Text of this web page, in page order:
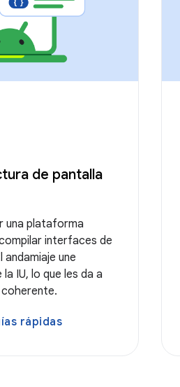
de pantalla
una plataforma
interfaces de
andamiaje une
IU, lo que les da a
rápidas